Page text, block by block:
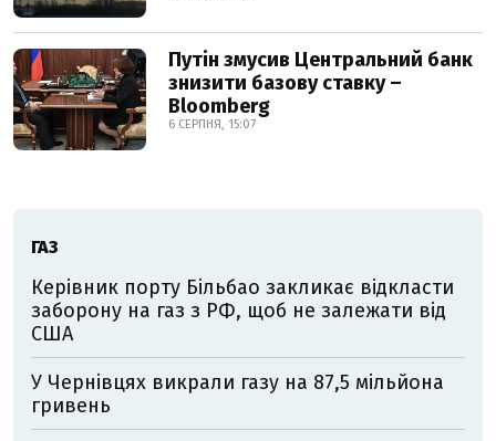
Путін змусив Центральний банк
знизити базову ставку –
Bloomberg
6 СЕРПНЯ, 15:07
ГАЗ
Керівник порту Більбао закликає відкласти
заборону на газ з РФ, щоб не залежати від
США
У Чернівцях викрали газу на 87,5 мільйона
гривень